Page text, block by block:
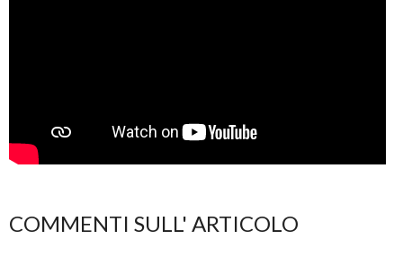
COMMENTI SULL' ARTICOLO